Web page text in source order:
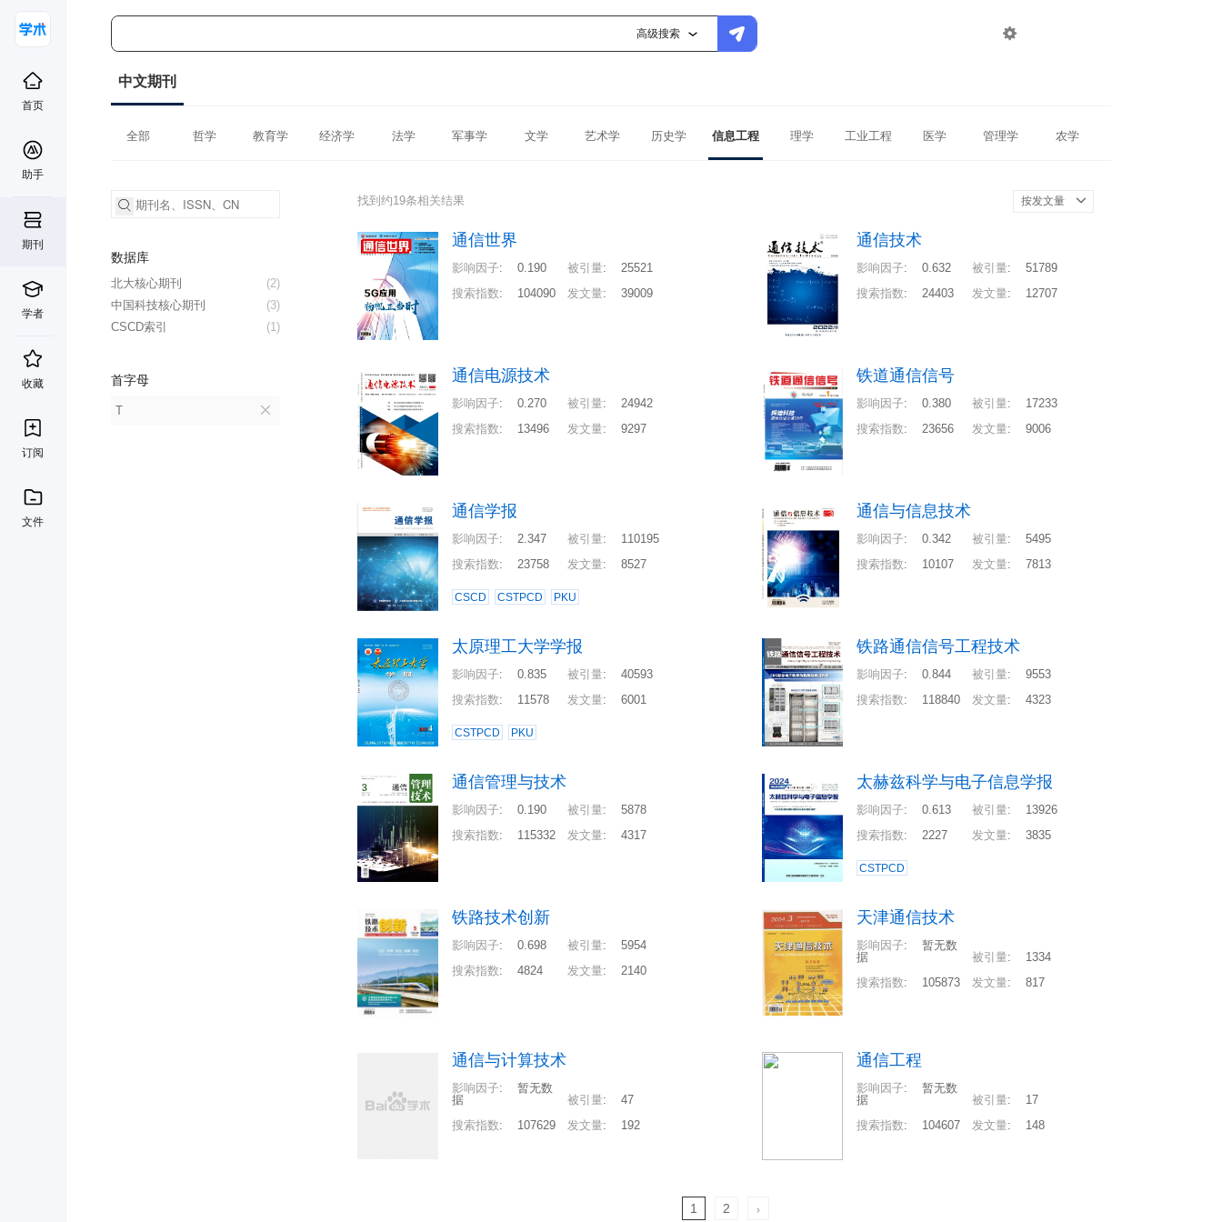
高级搜索 
首页
助手
期刊
学者
收藏
订阅
文件
中文期刊
全部 哲学 教育学 经济学 法学 军事学 文学 艺术学 历史学 信息工程 理学 工业工程 医学 管理学 农学
数据库
(2)
北大核心期刊
(3)
中国科技核心期刊
(1)
CSCD索引
首字母
T
找到约19条相关结果 按发文量
通信世界
影响因子: 0.190 被引量:
25521
搜索指数: 104090 发文量: 39009
通信技术
影响因子: 0.632 被引量:
51789
搜索指数: 24403 发文量: 12707
通信电源技术
影响因子: 0.270 被引量:
24942
搜索指数: 13496 发文量: 9297
铁道通信信号
影响因子: 0.380 被引量:
17233
搜索指数: 23656 发文量: 9006
通信学报
影响因子: 2.347 被引量:
110195
搜索指数: 23758 发文量: 8527
CSCD CSTPCD PKU
通信与信息技术
影响因子: 0.342 被引量:
5495
搜索指数: 10107 发文量: 7813
太原理工大学学报
影响因子: 0.835 被引量:
40593
搜索指数: 11578 发文量: 6001
CSTPCD PKU
铁路通信信号工程技术
影响因子: 0.844 被引量:
9553
搜索指数: 118840 发文量: 4323
通信管理与技术
影响因子: 0.190 被引量:
5878
搜索指数: 115332 发文量: 4317
太赫兹科学与电子信息学报
影响因子: 0.613 被引量:
13926
搜索指数: 2227 发文量: 3835
CSTPCD
铁路技术创新
影响因子: 0.698 被引量:
5954
搜索指数: 4824 发文量: 2140
天津通信技术
影响因子:
暂无数
据
被引量:
1334
搜索指数: 105873 发文量: 817
通信与计算技术
影响因子:
暂无数
据
被引量:
47
搜索指数: 107629 发文量: 192
通信工程
影响因子:
暂无数
据
被引量:
17
搜索指数: 104607 发文量: 148
1 2 